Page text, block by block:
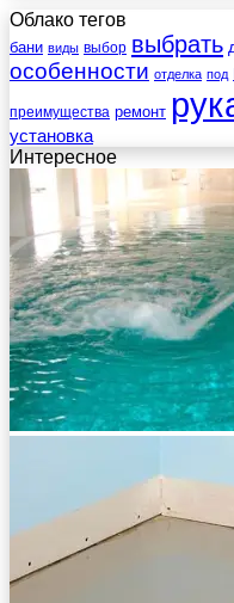
Облако тегов
бани виды выбор выбрать
особенности отделка под
преимущества ремонт
установка
Интересное